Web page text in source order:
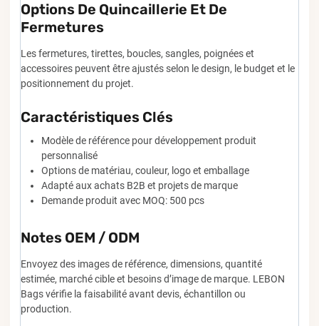
Options De Quincaillerie Et De
Fermetures
Les fermetures, tirettes, boucles, sangles, poignées et
accessoires peuvent être ajustés selon le design, le budget et le
positionnement du projet.
Caractéristiques Clés
Modèle de référence pour développement produit
personnalisé
Options de matériau, couleur, logo et emballage
Adapté aux achats B2B et projets de marque
Demande produit avec MOQ: 500 pcs
Notes OEM / ODM
Envoyez des images de référence, dimensions, quantité
estimée, marché cible et besoins d’image de marque. LEBON
Bags vérifie la faisabilité avant devis, échantillon ou
production.